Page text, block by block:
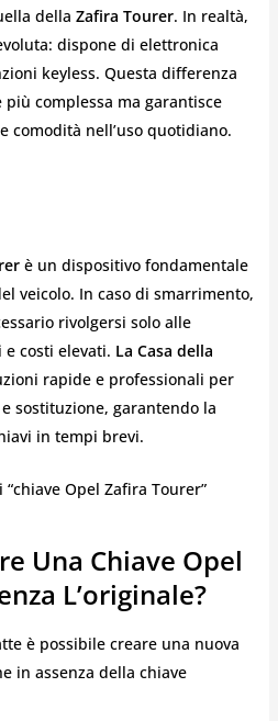
della Zafira Tourer. In realtà,
dispone di elettronica
keyless. Questa differenza
complessa ma garantisce
comodità nell’uso quotidiano.
è un dispositivo fondamentale
veicolo. In caso di smarrimento,
rivolgersi solo alle
costi elevati. La Casa della
rapide e professionali per
sostituzione, garantendo la
in tempi brevi.
Opel Zafira Tourer”
Una Chiave Opel
L’originale?
è possibile creare una nuova
in assenza della chiave